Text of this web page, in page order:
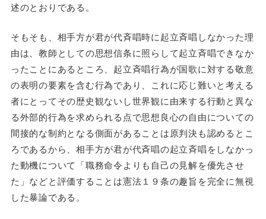
述のとおりである。
そもそも、相手方が君が代斉唱時に起立斉唱しなかった理
由は、教師としての思想信条に照らして起立斉唱できなか
ったことにあるところ、起立斉唱行為が国歌に対する敬意
の表明の要素を含む行為であり、これに応じ難いと考える
者にとってその歴史観ないし世界観に由来する行動と異な
る外部的行為を求められる点で思想良心の自由についての
間接的な制約となる側面があることは原判決も認めるとこ
ろであるから、相手方が君が代斉唱の起立斉唱をしなかっ
た動機について「職務命令よりも自己の見解を優先させ
た」などと評価することは憲法１９条の趣旨を完全に無視
した暴論である。